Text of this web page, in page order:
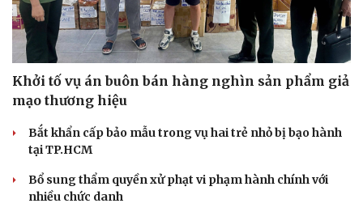
Khởi tố vụ án buôn bán hàng nghìn sản phẩm giả
mạo thương hiệu
Bắt khẩn cấp bảo mẫu trong vụ hai trẻ nhỏ bị bạo hành
tại TP.HCM
Bổ sung thẩm quyền xử phạt vi phạm hành chính với
nhiều chức danh